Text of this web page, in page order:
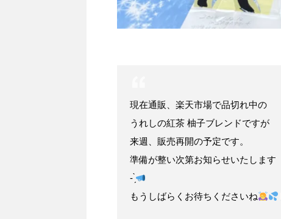
現在通販、楽天市場で品切れ中の
うれしの紅茶 柚子ブレンドですが
来週、販売再開の予定です。
準備が整い次第お知らせいたします
- ̗̀
もうしばらくお待ちくださいね